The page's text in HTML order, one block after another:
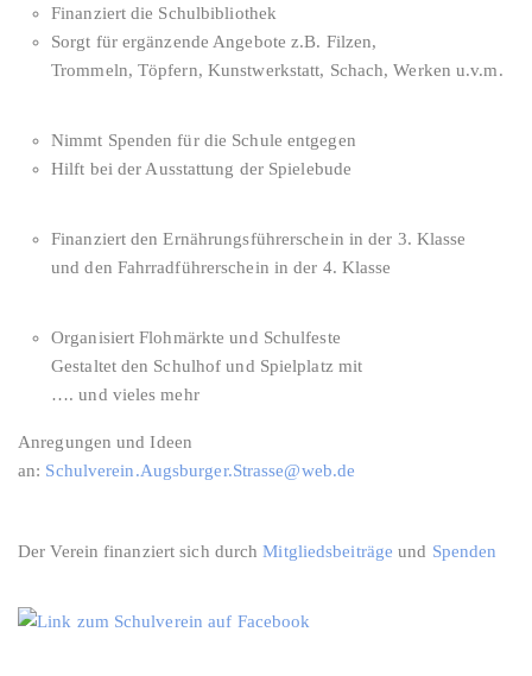
Finanziert die Schulbibliothek
Sorgt für ergänzende Angebote z.B. Filzen,
Trommeln, Töpfern, Kunstwerkstatt, Schach, Werken u.v.m.
Nimmt Spenden für die Schule entgegen
Hilft bei der Ausstattung der Spielebude
Finanziert den Ernährungsführerschein in der 3. Klasse
und den Fahrradführerschein in der 4. Klasse
Organisiert Flohmärkte und Schulfeste
Gestaltet den Schulhof und Spielplatz mit
…. und vieles mehr
Anregungen und Ideen
an: Schulverein.Augsburger.Strasse@web.de
Der Verein finanziert sich durchMitgliedsbeiträge und Spenden